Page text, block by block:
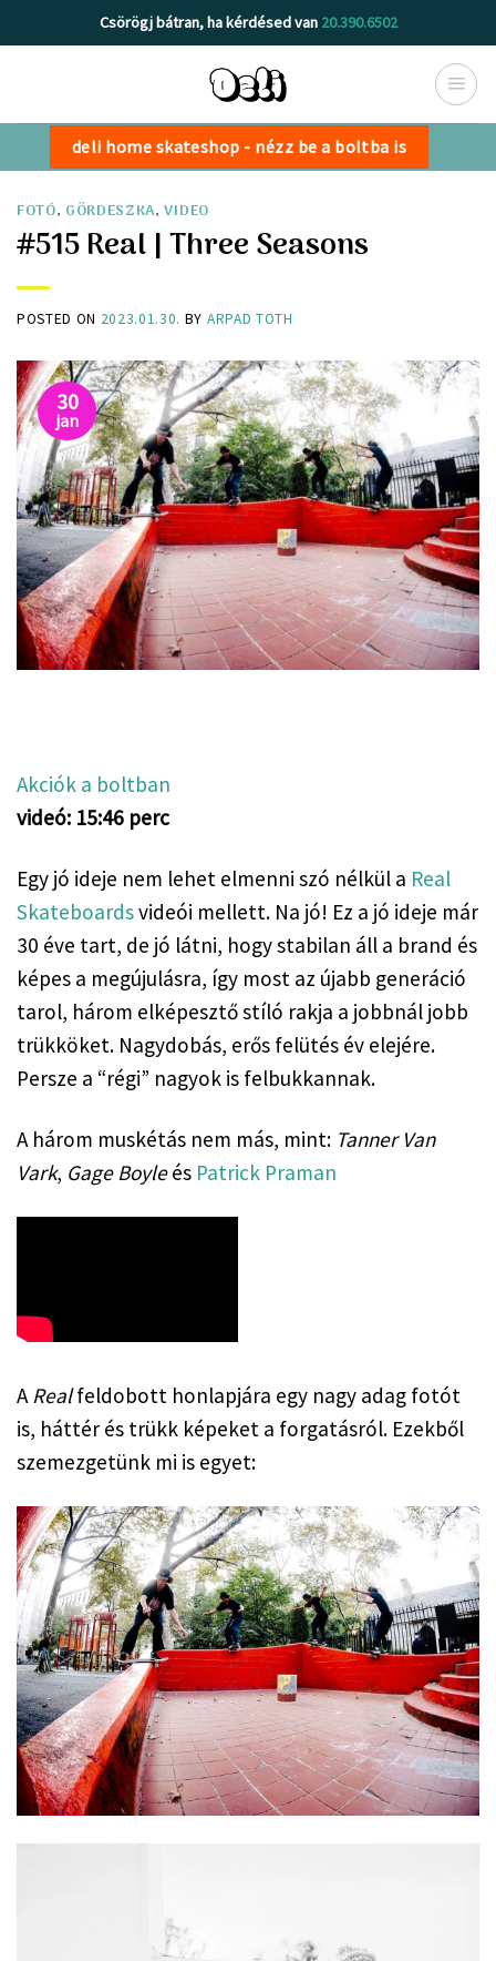
to
Csörögj bátran, ha kérdésed van 20.390.6502
deli home skateshop - nézz be a boltba is
FOTÓ, GÖRDESZKA,VIDEO
#515 Real | Three Seasons
POSTED ON 2023.01.30. BY ARPAD TOTH
30
jan
Akciók a boltban
videó: 15:46 perc
Egy jó ideje nem lehet elmenni szó nélkül a Real
Skateboards videói mellett. Na jó! Ez a jó ideje már
30 éve tart, de jó látni, hogy stabilan áll a brand és
képes a megújulásra, így most az újabb generáció
tarol, három elképesztő stíló rakja a jobbnál jobb
trükköket. Nagydobás, erős felütés év elejére.
Persze a “régi” nagyok is felbukkannak.
A három muskétás nem más, mint: Tanner Van
Vark, Gage Boyle és Patrick Praman
A Real feldobott honlapjára egy nagy adag fotót
is, háttér és trükk képeket a forgatásról. Ezekből
szemezgetünk mi is egyet: